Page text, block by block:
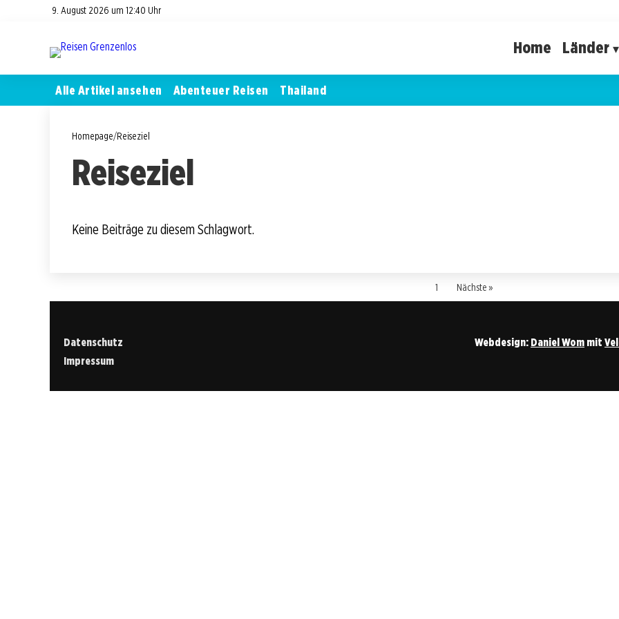
9. August 2026 um 12:40 Uhr
Home Länder
Alle Artikel ansehen Abenteuer Reisen Thailand
Homepage/Reiseziel
Reiseziel
Keine Beiträge zu diesem Schlagwort.
1 Nächste »
Datenschutz
Impressum
Webdesign: Daniel Wom mit